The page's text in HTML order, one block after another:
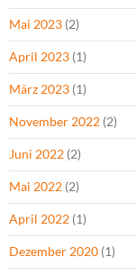
Mai 2023 (2)
April 2023 (1)
März 2023 (1)
November 2022 (2)
Juni 2022 (2)
Mai 2022 (2)
April 2022 (1)
Dezember 2020 (1)